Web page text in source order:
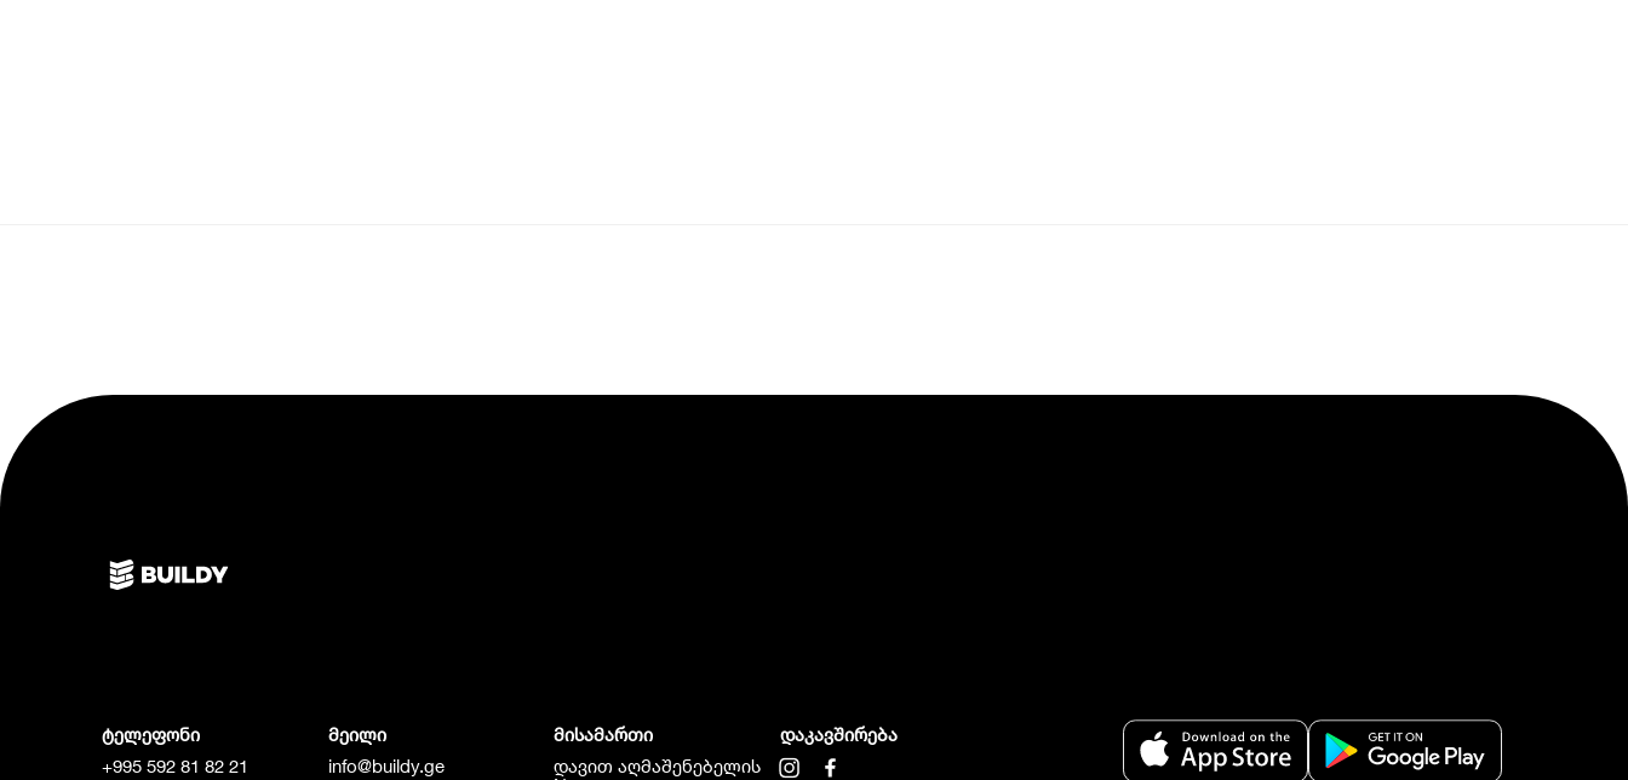
ტელეფონი
+995 592 81 82 21
მეილი
info@buildy.ge
მისამართი
დავით აღმაშენებელის
დაკავშირება